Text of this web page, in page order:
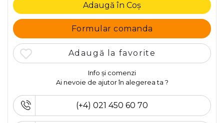
Adaugă în Coș
Formular comanda
Adaugă la favorite
Info și comenzi
Ai nevoie de ajutor în alegerea ta ?
(+4) 021 450 60 70